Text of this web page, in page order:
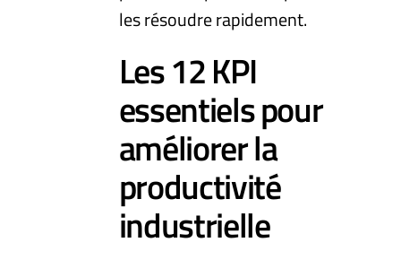
les résoudre rapidement.
Les 12 KPI
essentiels pour
améliorer la
productivité
industrielle